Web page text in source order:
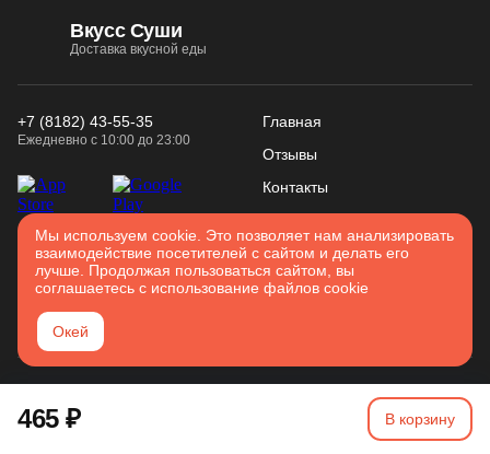
Использование
cookies
Мы используем cookie. Это позволяет нам анализировать
взаимодействие посетителей с сайтом и делать его
лучше. Продолжая пользоваться сайтом, вы
соглашаетесь с использование файлов cookie
Окей
465 ₽ В корзину
Вкусс Суши
Доставка вкусной еды
+7 (8182) 43-55-35
Ежедневно с 10:00 до 23:00
Войти
Главная
Отзывы
Контакты
Соглашение
Карта сайта
Архангельск
Разработано в